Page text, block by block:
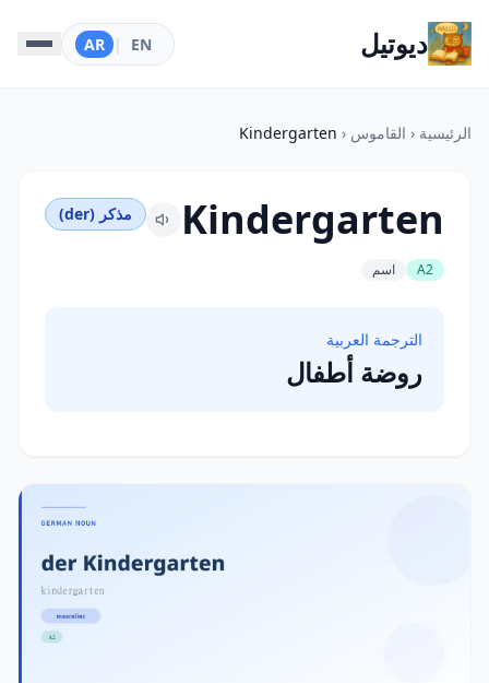
ديوتيل EN
|
AR
الرئيسية ‹ القاموس ‹
Kindergarten
Kindergarten مذكر (der)
A2 اسم
الترجمة العربية
روضة أطفال